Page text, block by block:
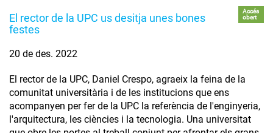
El rector de la UPC us desitja unes bones
festes
Accés
obert
20 de des. 2022
El rector de la UPC, Daniel Crespo, agraeix la feina de la
comunitat universitària i de les institucions que ens
acompanyen per fer de la UPC la referència de l'enginyeria,
l'arquitectura, les ciències i la tecnologia. Una universitat